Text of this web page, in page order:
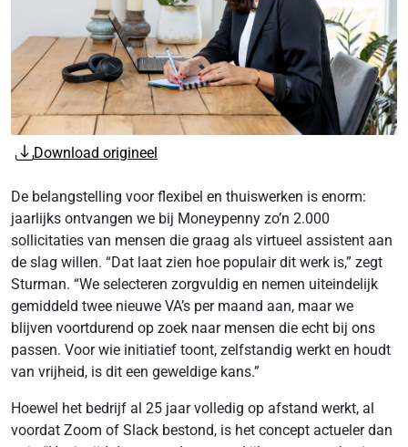
Download origineel
De belangstelling voor flexibel en thuiswerken is enorm:
jaarlijks ontvangen we bij Moneypenny zo’n 2.000
sollicitaties van mensen die graag als virtueel assistent aan
de slag willen. “Dat laat zien hoe populair dit werk is,” zegt
Sturman. “We selecteren zorgvuldig en nemen uiteindelijk
gemiddeld twee nieuwe VA’s per maand aan, maar we
blijven voortdurend op zoek naar mensen die echt bij ons
passen. Voor wie initiatief toont, zelfstandig werkt en houdt
van vrijheid, is dit een geweldige kans.”
Hoewel het bedrijf al 25 jaar volledig op afstand werkt, al
voordat Zoom of Slack bestond, is het concept actueler dan